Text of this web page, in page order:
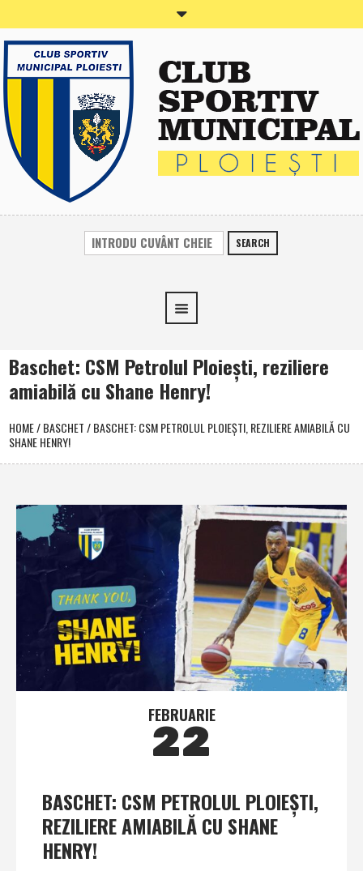
SEARCH
Baschet: CSM Petrolul Ploieşti, reziliere
amiabilă cu Shane Henry!
HOME/BASCHET/BASCHET: CSM PETROLUL PLOIEŞTI, REZILIERE AMIABILĂ CU
SHANE HENRY!
FEBRUARIE
22
BASCHET: CSM PETROLUL PLOIEŞTI,
REZILIERE AMIABILĂ CU SHANE
HENRY!